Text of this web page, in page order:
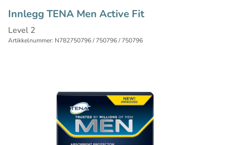
Innlegg TENA Men Active Fit
Level 2
Artikkelnummer: N782750796 / 750796 / 750796